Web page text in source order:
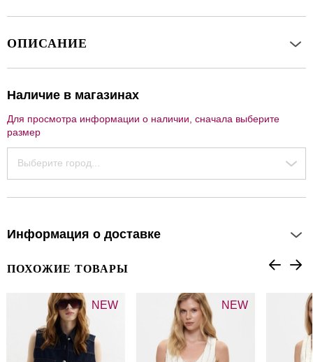
ОПИСАНИЕ
Наличие в магазинах
Для просмотра информации о наличии, сначала выберите
размер
Выберите город...
Информация о доставке
ПОХОЖИЕ ТОВАРЫ
NEW NEW